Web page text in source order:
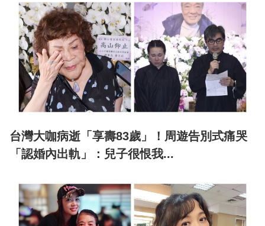
台灣大咖病逝「享壽83歲」！周遊告別式痛哭
「認婚內出軌」：兒子很恨我...